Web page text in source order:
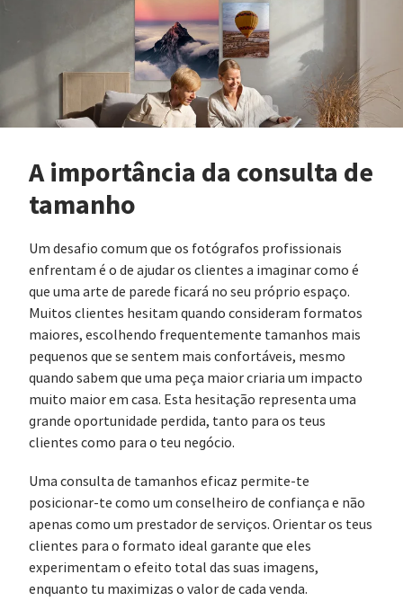
A importância da consulta de
tamanho
Um desafio comum que os fotógrafos profissionais
enfrentam é o de ajudar os clientes a imaginar como é
que uma arte de parede ficará no seu próprio espaço.
Muitos clientes hesitam quando consideram formatos
maiores, escolhendo frequentemente tamanhos mais
pequenos que se sentem mais confortáveis, mesmo
quando sabem que uma peça maior criaria um impacto
muito maior em casa. Esta hesitação representa uma
grande oportunidade perdida, tanto para os teus
clientes como para o teu negócio.
Uma consulta de tamanhos eficaz permite-te
posicionar-te como um conselheiro de confiança e não
apenas como um prestador de serviços. Orientar os teus
clientes para o formato ideal garante que eles
experimentam o efeito total das suas imagens,
enquanto tu maximizas o valor de cada venda.